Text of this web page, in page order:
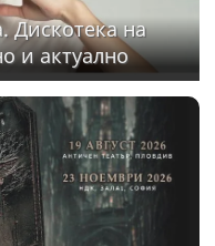
Дискотека на
и актуално